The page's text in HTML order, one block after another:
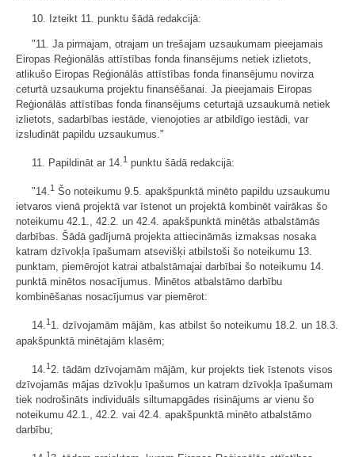
10. Izteikt 11. punktu šādā redakcijā:
"11. Ja pirmajam, otrajam un trešajam uzsaukumam pieejamais
Eiropas Reģionālās attīstības fonda finansējums netiek izlietots,
atlikušo Eiropas Reģionālās attīstības fonda finansējumu novirza
ceturtā uzsaukuma projektu finansēšanai. Ja pieejamais Eiropas
Reģionālās attīstības fonda finansējums ceturtajā uzsaukumā netiek
izlietots, sadarbības iestāde, vienojoties ar atbildīgo iestādi, var
izsludināt papildu uzsaukumus."
11. Papildināt ar 14. 1 punktu šādā redakcijā:
"14.1 Šo noteikumu 9.5. apakšpunktā minēto papildu uzsaukumu
ietvaros vienā projektā var īstenot un projektā kombinēt vairākas šo
noteikumu 42.1., 42.2. un 42.4. apakšpunktā minētās atbalstāmās
darbības. Šādā gadījumā projekta attiecināmās izmaksas nosaka
katram dzīvokļa īpašumam atsevišķi atbilstoši šo noteikumu 13.
punktam, piemērojot katrai atbalstāmajai darbībai šo noteikumu 14.
punktā minētos nosacījumus. Minētos atbalstāmo darbību
kombinēšanas nosacījumus var piemērot:
14.1 1. dzīvojamām mājām, kas atbilst šo noteikumu 18.2. un 18.3.
apakšpunktā minētajām klasēm;
14. 1 2. tādām dzīvojamām mājām, kur projekts tiek īstenots visos
dzīvojamās mājas dzīvokļu īpašumos un katram dzīvokļa īpašumam
tiek nodrošināts individuāls siltumapgādes risinājums ar vienu šo
noteikumu 42.1., 42.2. vai 42.4. apakšpunktā minēto atbalstāmo
darbību;
1